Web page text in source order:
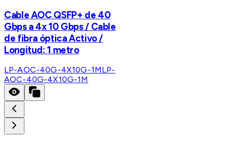
Cable AOC QSFP+ de 40
Gbps a 4x 10 Gbps / Cable
de fibra óptica Activo /
Longitud: 1 metro
LP-AOC-40G-4X10G-1MLP-
AOC-40G-4X10G-1M